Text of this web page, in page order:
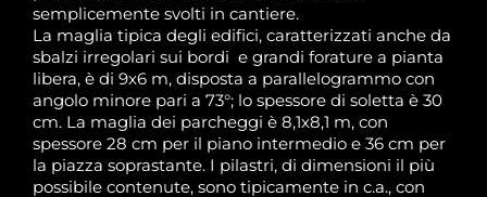
semplicemente svolti in cantiere.
La maglia tipica degli edifici, caratterizzati anche da
sbalzi irregolari sui bordi e grandi forature a pianta
libera, è di 9x6 m, disposta a parallelogrammo con
angolo minore pari a 73°; lo spessore di soletta è 30
cm. La maglia dei parcheggi è 8,1x8,1 m, con
spessore 28 cm per il piano intermedio e 36 cm per
la piazza soprastante. I pilastri, di dimensioni il più
possibile contenute, sono tipicamente in c.a., con